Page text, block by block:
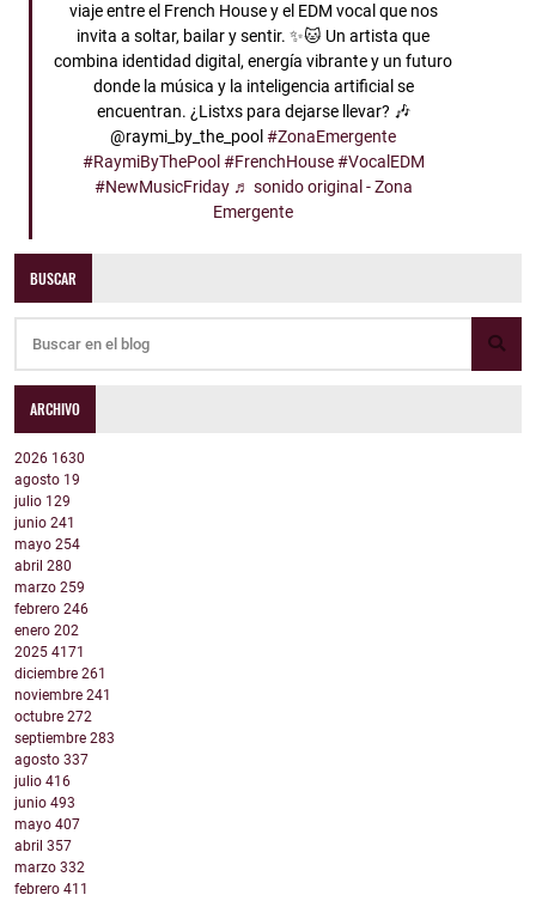
viaje entre el French House y el EDM vocal que nos
invita a soltar, bailar y sentir. ✨🐱 Un artista que
combina identidad digital, energía vibrante y un futuro
donde la música y la inteligencia artificial se
encuentran. ¿Listxs para dejarse llevar? 🎶
@raymi_by_the_pool#ZonaEmergente
#RaymiByThePool #FrenchHouse #VocalEDM
#NewMusicFriday ♬ sonido original - Zona
Emergente
BUSCAR
ARCHIVO
2026 1630
agosto 19
julio 129
junio 241
mayo 254
abril 280
marzo 259
febrero 246
enero 202
2025 4171
diciembre 261
noviembre 241
octubre 272
septiembre 283
agosto 337
julio 416
junio 493
mayo 407
abril 357
marzo 332
febrero 411